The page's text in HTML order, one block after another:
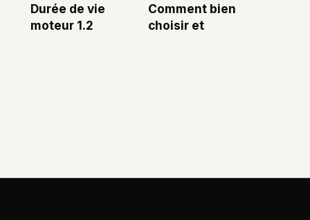
Durée de vie
moteur 1.2
Comment bien
choisir et